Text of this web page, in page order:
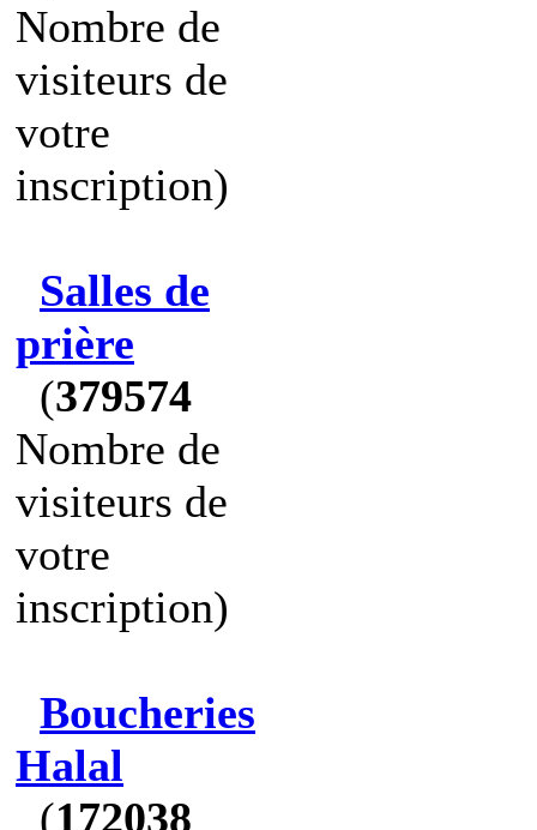
Nombre de
visiteurs de
votre
inscription)
Salles de
prière
(379574
Nombre de
visiteurs de
votre
inscription)
Boucheries
Halal
(172038